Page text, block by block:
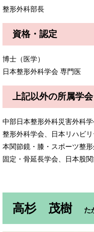
整形外科部長
資格・認定
博士（医学）
日本整形外科学会 専門医
上記以外の所属学会
中部日本整形外科災害外科
整形外科学会、日本リハビ
本関節鏡・膝・スポーツ整
固定・骨延長学会、日本股
高杉 茂樹 た